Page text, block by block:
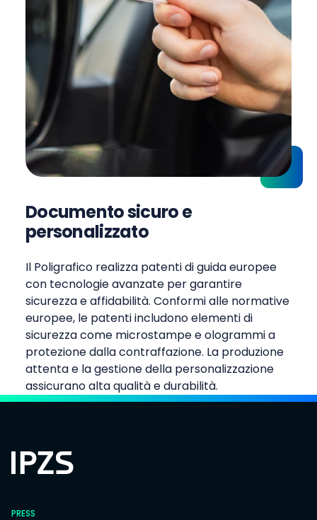
Documento sicuro e
personalizzato
Il Poligrafico realizza patenti di guida europee
con tecnologie avanzate per garantire
sicurezza e affidabilità. Conformi alle normative
europee, le patenti includono elementi di
sicurezza come microstampe e ologrammi a
protezione dalla contraffazione. La produzione
attenta e la gestione della personalizzazione
assicurano alta qualità e durabilità.
PRESS